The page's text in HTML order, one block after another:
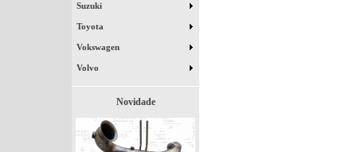
Suzuki
Toyota
Vokswagen
Volvo
Novidade